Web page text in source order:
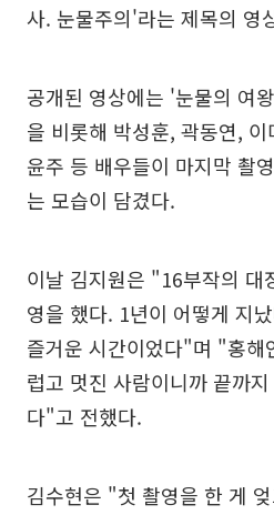
사. 눈물주의'라는 제목의 영
공개된 영상에는 '눈물의 여
을 비롯해 박성훈, 곽동연,
윤주 등 배우들이 마지막 촬
는 모습이 담겼다.
이날 김지원은 "16부작의 대
영을 했다. 1년이 어떻게 지
즐거운 시간이었다"며 "홍해
럽고 멋진 사람이니까 끝까
다"고 전했다.
김수현은 "첫 촬영을 한 게